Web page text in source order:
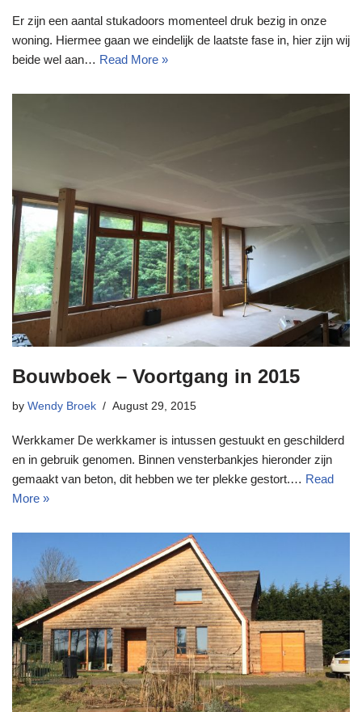
Er zijn een aantal stukadoors momenteel druk bezig in onze
woning. Hiermee gaan we eindelijk de laatste fase in, hier zijn wij
beide wel aan… Read More »
Bouwboek – Voortgang in 2015
by Wendy Broek August 29, 2015
Werkkamer De werkkamer is intussen gestuukt en geschilderd
en in gebruik genomen. Binnen vensterbankjes hieronder zijn
gemaakt van beton, dit hebben we ter plekke gestort.… Read
More »